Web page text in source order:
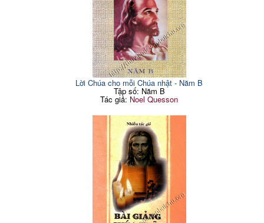
Lời Chúa cho mỗi Chúa nhật - Năm B
Tập số: Năm B
Tác giả: Noel Quesson